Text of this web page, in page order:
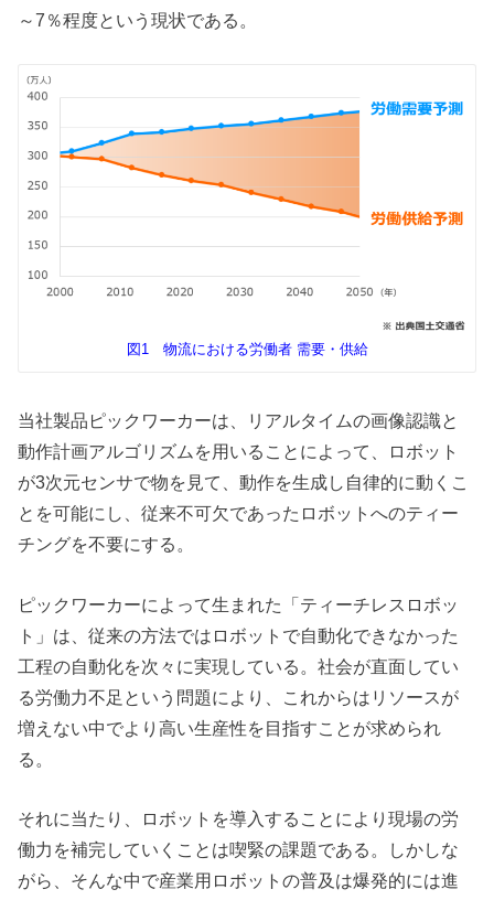
～7％程度という現状である。
図1 物流における労働者 需要・供給
当社製品ピックワーカーは、リアルタイムの画像認識と
動作計画アルゴリズムを用いることによって、ロボット
が3次元センサで物を見て、動作を生成し自律的に動くこ
とを可能にし、従来不可欠であったロボットへのティー
チングを不要にする。
ピックワーカーによって生まれた「ティーチレスロボッ
ト」は、従来の方法ではロボットで自動化できなかった
工程の自動化を次々に実現している。社会が直面してい
る労働力不足という問題により、これからはリソースが
増えない中でより高い生産性を目指すことが求められ
る。
それに当たり、ロボットを導入することにより現場の労
働力を補完していくことは喫緊の課題である。しかしな
がら、そんな中で産業用ロボットの普及は爆発的には進